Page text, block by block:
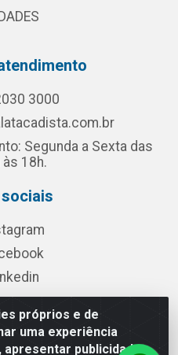
próprios e de
uma experiência
apresentar publicidade
3000
Segunda a Sexta das
18h.
São Paulo/SP - CEP